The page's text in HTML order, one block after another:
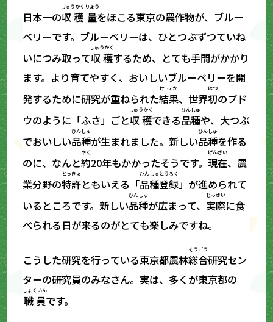
日本一の収穫
しゅうかく
量
りょう
をほこる東京の農作物が、ブルー
ベリーです。ブルーベリーは、ひとつぶずつていね
いにつみ取って収穫
しゅうかく
するため、とても手間がかかり
ます。より育てやすく、おいしいブルーベリーを開
発するために研究が重ねられた結果
けっか
、世界初
はつ
のブド
ウのように「ふさ」ごと収穫
しゅうかく
できる品種
ひんしゅ
や、大つぶ
でおいしい品種
ひんしゅ
が生まれました。新しい品種
ひんしゅ
を作る
のに、なんと約
やく
20年もかかったそうです。現在
げんざい
、農
業分野の特許
とっきょ
ともいえる「品種
ひんしゅ
登録
とうろく
」が進められて
いるところです。新しい品種
ひんしゅ
が広まって、 実際
じっさい
に食
べられる日が来るのがとても楽しみですね。
こうした研究を行っている東京都農林総合
そうごう
研究セン
ターの研究員のみなさん。実は、多くが東京都の
職員
しょくいん
です。